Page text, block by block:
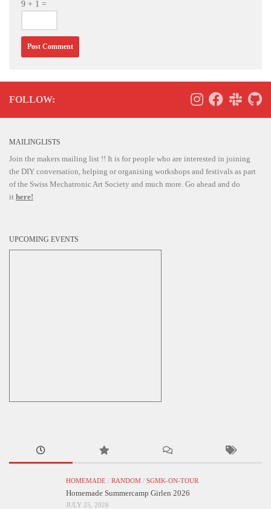
9 + 1 =
FOLLOW:
MAILINGLISTS
Join the makers mailing list !! It is for people who are interested in joining
the DIY conversation, helping or organising workshops and festivals as part
of the Swiss Mechatronic Art Society and much more. Go ahead and do
it here!
UPCOMING EVENTS
HOMEMADE / RANDOM / SGMK-ON-TOUR
Homemade Summercamp Girlen 2026
JULY 25, 2026